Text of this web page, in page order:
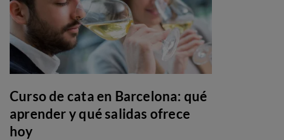
Curso de cata en Barcelona: qué
aprender y qué salidas ofrece
hoy